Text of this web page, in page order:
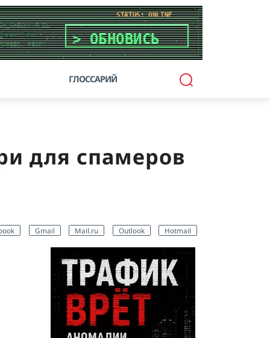
ГЛОССАРИЙ
для спамеров
Gmail Mail.ru Outlook Hotmail